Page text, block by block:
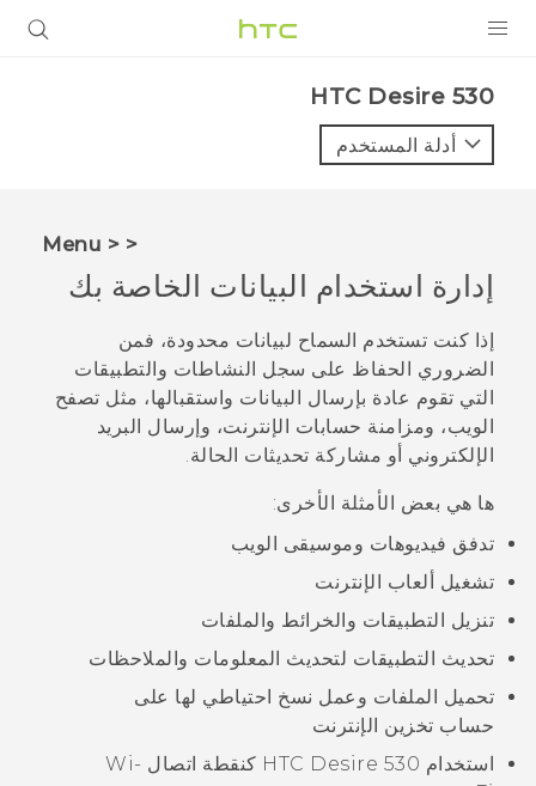
VIVE
VIVERSE
البرامج + التطبيقات
الدعم
أجهزة HTC والملحقات
HTC Desire 530‎
أدلة المستخدم
< < Menu
إدارة استخدام البيانات الخاصة بك
إذا كنت تستخدم السماح لبيانات محدودة، فمن
الضروري الحفاظ على سجل النشاطات والتطبيقات
التي تقوم عادة بإرسال البيانات واستقبالها، مثل تصفح
الويب، ومزامنة حسابات الإنترنت، وإرسال البريد
الإلكتروني أو مشاركة تحديثات الحالة.
ها هي بعض الأمثلة الأخرى:
تدفق فيديوهات وموسيقى الويب
تشغيل ألعاب الإنترنت
تنزيل التطبيقات والخرائط والملفات
تحديث التطبيقات لتحديث المعلومات والملاحظات
تحميل الملفات وعمل نسخ احتياطي لها على
حساب تخزين الإنترنت
استخدام HTC Desire 530 كنقطة اتصال Wi‍-